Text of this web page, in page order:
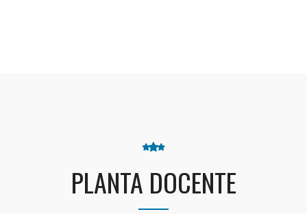
PLANTA DOCENTE